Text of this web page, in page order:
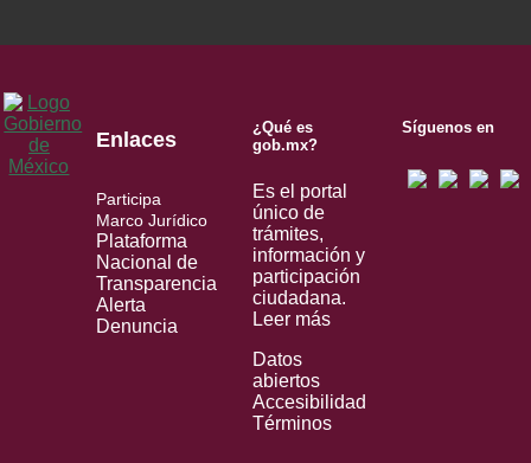
Enlaces
Participa
Marco Jurídico
Plataforma
Nacional de
Transparencia
Alerta
Denuncia
¿Qué es
gob.mx?
Es el portal
único de
trámites,
información y
participación
ciudadana.
Leer más
Datos
abiertos
Accesibilidad
Términos
Síguenos en